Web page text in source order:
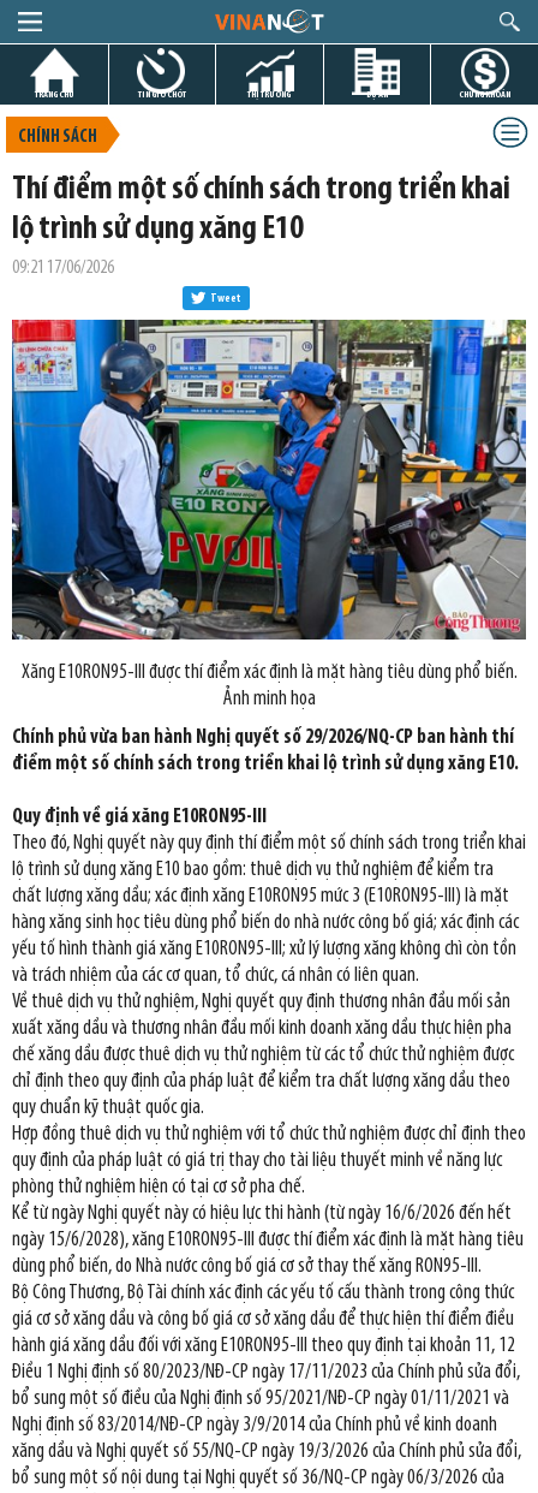
TRANG CHỦ TIN GIỜ CHÓT THỊ TRƯỜNG DỰ ÁN CHỨNG KHOÁN
CHÍNH SÁCH
Thí điểm một số chính sách trong triển khai
lộ trình sử dụng xăng E10
09:21 17/06/2026
Tweet
Xăng E10RON95-III được thí điểm xác định là mặt hàng tiêu dùng phổ biến.
Ảnh minh họa
Chính phủ vừa ban hành Nghị quyết số 29/2026/NQ-CP ban hành thí
điểm một số chính sách trong triển khai lộ trình sử dụng xăng E10.
Quy định về giá xăng E10RON95-III
Theo đó, Nghị quyết này quy định thí điểm một số chính sách trong triển khai
lộ trình sử dụng xăng E10 bao gồm: thuê dịch vụ thử nghiệm để kiểm tra
chất lượng xăng dầu; xác định xăng E10RON95 mức 3 (E10RON95-III) là mặt
hàng xăng sinh học tiêu dùng phổ biến do nhà nước công bố giá; xác định các
yếu tố hình thành giá xăng E10RON95-III; xử lý lượng xăng không chì còn tồn
và trách nhiệm của các cơ quan, tổ chức, cá nhân có liên quan.
Về thuê dịch vụ thử nghiệm, Nghị quyết quy định thương nhân đầu mối sản
xuất xăng dầu và thương nhân đầu mối kinh doanh xăng dầu thực hiện pha
chế xăng dầu được thuê dịch vụ thử nghiệm từ các tổ chức thử nghiệm được
chỉ định theo quy định của pháp luật để kiểm tra chất lượng xăng dầu theo
quy chuẩn kỹ thuật quốc gia.
Hợp đồng thuê dịch vụ thử nghiệm với tổ chức thử nghiệm được chỉ định theo
quy định của pháp luật có giá trị thay cho tài liệu thuyết minh về năng lực
phòng thử nghiệm hiện có tại cơ sở pha chế.
Kể từ ngày Nghị quyết này có hiệu lực thi hành (từ ngày 16/6/2026 đến hết
ngày 15/6/2028), xăng E10RON95-III được thí điểm xác định là mặt hàng tiêu
dùng phổ biến, do Nhà nước công bố giá cơ sở thay thế xăng RON95-III.
Bộ Công Thương, Bộ Tài chính xác định các yếu tố cấu thành trong công thức
giá cơ sở xăng dầu và công bố giá cơ sở xăng dầu để thực hiện thí điểm điều
hành giá xăng dầu đối với xăng E10RON95-III theo quy định tại khoản 11, 12
Điều 1 Nghị định số 80/2023/NĐ-CP ngày 17/11/2023 của Chính phủ sửa đổi,
bổ sung một số điều của Nghị định số 95/2021/NĐ-CP ngày 01/11/2021 và
Nghị định số 83/2014/NĐ-CP ngày 3/9/2014 của Chính phủ về kinh doanh
xăng dầu và Nghị quyết số 55/NQ-CP ngày 19/3/2026 của Chính phủ sửa đổi,
bổ sung một số nội dung tại Nghị quyết số 36/NQ-CP ngày 06/3/2026 của